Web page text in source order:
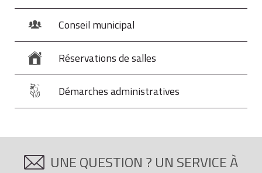
Conseil municipal
Réservations de salles
Démarches administratives
UNE QUESTION ? UN SERVICE À